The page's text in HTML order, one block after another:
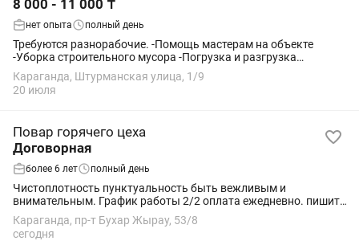
8 000 - 11 000 ₸
нет опыта полный день
Требуются разнорабочие. -Помощь мастерам на объекте
-Уборка строительного мусора -Погрузка и разгрузка
материалов График сменный 1/1,2/2, либо 5/2,6/1. Часы
работы с 09:00-18:00, с...
Караганда, Штурманская улица, 1/9
20 июля
Повар горячего цеха
Договорная
более 6 лет полный день
Чистоплотность пунктуальность быть вежливым и
внимательным. График работы 2/2 оплата ежедневно. пишите
на этот номер
Караганда, пр-т Бухар Жырау, 53/8
сегодня